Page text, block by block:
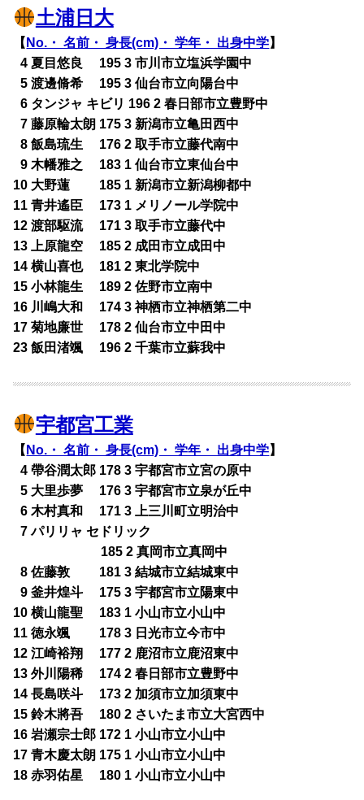
土浦日大
【 No.・ 名前・ 身長(cm)・ 学年・ 出身中学】
04 夏目悠良 195 3 市川市立塩浜学園中
05 渡邊脩希 195 3 仙台市立向陽台中
06 タンジャ キビリ 196 2 春日部市立豊野中
07 藤原輪太朗 175 3 新潟市立亀田西中
08 飯島琉生 176 2 取手市立藤代南中
09 木幡雅之 183 1 仙台市立東仙台中
10 大野蓮 185 1 新潟市立新潟柳都中
11 青井遙臣 173 1 メリノール学院中
12 渡部駆流 171 3 取手市立藤代中
13 上原龍空 185 2 成田市立成田中
14 横山喜也 181 2 東北学院中
15 小林龍生 189 2 佐野市立南中
16 川嶋大和 174 3 神栖市立神栖第二中
17 菊地廉世 178 2 仙台市立中田中
23 飯田渚颯 196 2 千葉市立蘇我中
宇都宮工業
【 No.・ 名前・ 身長(cm)・ 学年・ 出身中学】
04 帶谷潤太郎 178 3 宇都宮市立宮の原中
05 大里歩夢 176 3 宇都宮市立泉が丘中
06 木村真和 171 3 上三川町立明治中
07 パリリャ セドリック
185 2 真岡市立真岡中
08 佐藤敦 181 3 結城市立結城東中
09 釜井煌斗 175 3 宇都宮市立陽東中
10 横山龍聖 183 1 小山市立小山中
11 徳永颯 178 3 日光市立今市中
12 江崎裕翔 177 2 鹿沼市立鹿沼東中
13 外川陽稀 174 2 春日部市立豊野中
14 長島咲斗 173 2 加須市立加須東中
15 鈴木將吾 180 2 さいたま市立大宮西中
16 岩瀬宗士郎 172 1 小山市立小山中
17 青木慶太朗 175 1 小山市立小山中
18 赤羽佑星 180 1 小山市立小山中